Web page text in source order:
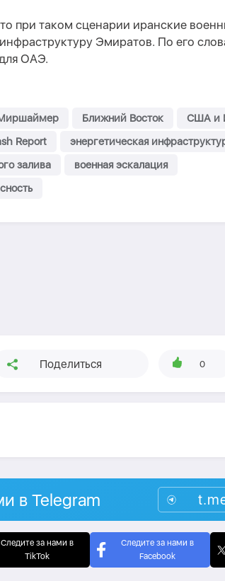
при таком сценарии иранские
Эмиратов. По его
ОАЭ.
Ближний Восток
США и
Report
энергетическая
залива
военная эскалация
Поделиться 0
в Telegram
Следите за нами в
TikTok
Следите за нами в
Facebook